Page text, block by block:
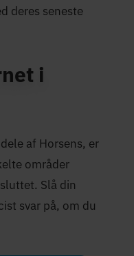
deres seneste
i
af Horsens, er
områder
Slå din
svar på, om du